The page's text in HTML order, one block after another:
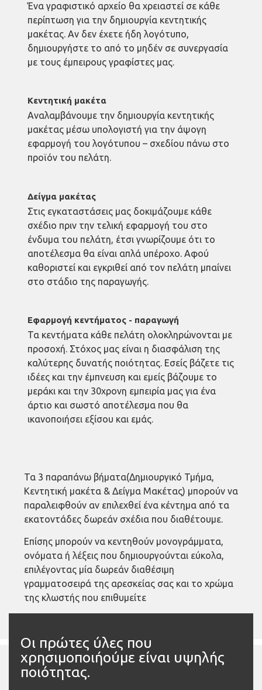
Ένα γραφιστικό αρχείο θα χρειαστεί σε κάθε
περίπτωση για την δημιουργία κεντητικής
μακέτας. Αν δεν έχετε ήδη λογότυπο,
δημιουργήστε το από το μηδέν σε συνεργασία
με τους έμπειρους γραφίστες μας.
Κεντητική μακέτα
Αναλαμβάνουμε την δημιουργία κεντητικής
μακέτας μέσω υπολογιστή για την άψογη
εφαρμογή του λογότυπου – σχεδίου πάνω στο
προϊόν του πελάτη.
Δείγμα μακέτας
Στις εγκαταστάσεις μας δοκιμάζουμε κάθε
σχέδιο πριν την τελική εφαρμογή του στο
ένδυμα του πελάτη, έτσι γνωρίζουμε ότι το
αποτέλεσμα θα είναι απλά υπέροχο. Αφού
καθοριστεί και εγκριθεί από τον πελάτη μπαίνει
στο στάδιο της παραγωγής.
Εφαρμογή κεντήματος - παραγωγή
Τα κεντήματα κάθε πελάτη ολοκληρώνονται με
προσοχή. Στόχος μας είναι η διασφάλιση της
καλύτερης δυνατής ποιότητας. Εσείς βάζετε τις
ιδέες και την έμπνευση και εμείς βάζουμε το
μεράκι και την 30χρονη εμπειρία μας για ένα
άρτιο και σωστό αποτέλεσμα που θα
ικανοποιήσει εξίσου και εμάς.
Τα 3 παραπάνω βήματα(Δημιουργικό Τμήμα,
Κεντητική μακέτα & Δείγμα Μακέτας) μπορούν να
παραλειφθούν αν επιλεχθεί ένα κέντημα από τα
εκατοντάδες δωρεάν σχέδια που διαθέτουμε.
Επίσης μπορούν να κεντηθούν μονογράμματα,
ονόματα ή λέξεις που δημιουργούνται εύκολα,
επιλέγοντας μία δωρεάν διαθέσιμη
γραμματοσειρά της αρεσκείας σας και το χρώμα
της κλωστής που επιθυμείτε
Οι πρώτες ύλες που
χρησιμοποιήούμε είναι υψηλής
ποιότητας.